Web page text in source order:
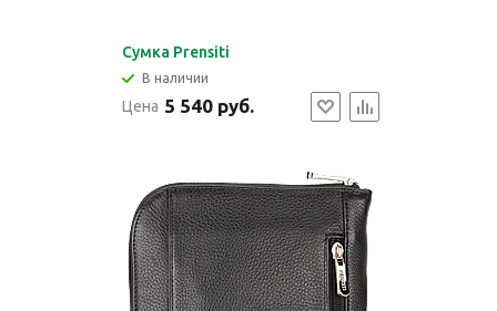
Cумка Prensiti
В наличии
Цена 5 540 руб.